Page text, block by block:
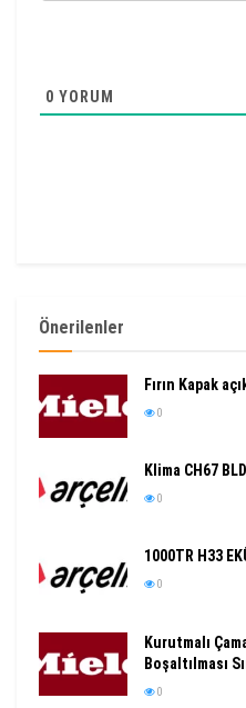
0 YORUM
Önerilenler
Fırın Kapak
0
Klima CH67
0
1000TR H33
0
Kurutmalı
Boşaltılması
0